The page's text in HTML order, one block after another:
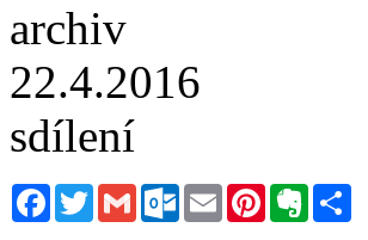
archiv
22.4.2016
sdílení
FacebookTwitterGmail Outlook.com
Email PinterestEvernote